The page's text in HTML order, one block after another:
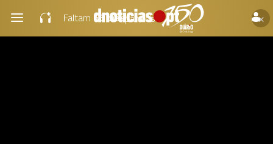
Faltam 66 diaspara os ×